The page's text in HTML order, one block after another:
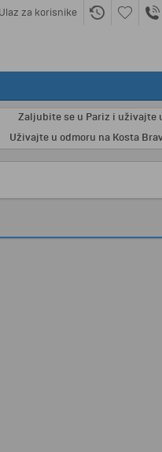
Ulaz za korisnike
Zaljubite se u Pariz i uživajte u 4
u odmoru na Kosta Bravi